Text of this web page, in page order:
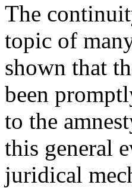
The
topic of
shown that
been
to the
this general
juridical